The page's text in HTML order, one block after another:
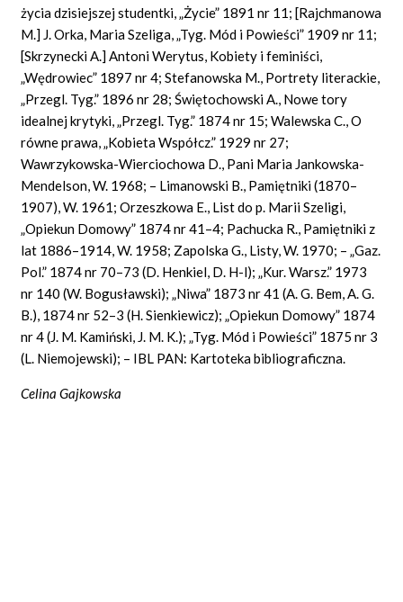
życia dzisiejszej studentki, „Życie” 1891 nr 11; [Rajchmanowa
M.] J. Orka, Maria Szeliga, „Tyg. Mód i Powieści” 1909 nr 11;
[Skrzynecki A.] Antoni Werytus, Kobiety i feminiści,
„Wędrowiec” 1897 nr 4; Stefanowska M., Portrety literackie,
„Przegl. Tyg.” 1896 nr 28; Świętochowski A., Nowe tory
idealnej krytyki, „Przegl. Tyg.” 1874 nr 15; Walewska C., O
równe prawa, „Kobieta Współcz.” 1929 nr 27;
Wawrzykowska-Wierciochowa D., Pani Maria Jankowska-
Mendelson, W. 1968; – Limanowski B., Pamiętniki (1870–
1907), W. 1961; Orzeszkowa E., List do p. Marii Szeligi,
„Opiekun Domowy” 1874 nr 41–4; Pachucka R., Pamiętniki z
lat 1886–1914, W. 1958; Zapolska G., Listy, W. 1970; – „Gaz.
Pol.” 1874 nr 70–73(D. Henkiel, D. H-l); „Kur. Warsz.” 1973
nr 140 (W. Bogusławski); „Niwa” 1873 nr 41 (A. G. Bem,A. G.
B.), 1874 nr 52–3 (H. Sienkiewicz); „Opiekun Domowy” 1874
nr 4 (J. M. Kamiński, J. M. K.); „Tyg. Mód i Powieści” 1875 nr 3
(L. Niemojewski); – IBL PAN: Kartoteka bibliograficzna.
Celina Gajkowska